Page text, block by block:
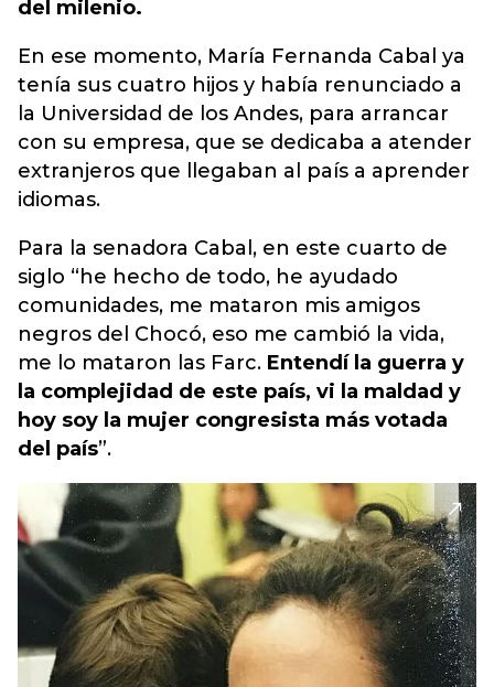
del milenio.
En ese momento, María Fernanda Cabal ya
tenía sus cuatro hijos y había renunciado a
la Universidad de los Andes, para arrancar
con su empresa, que se dedicaba a atender
extranjeros que llegaban al país a aprender
idiomas.
Para la senadora Cabal, en este cuarto de
siglo “he hecho de todo, he ayudado
comunidades, me mataron mis amigos
negros del Chocó, eso me cambió la vida,
me lo mataron las Farc. Entendí la guerra y
la complejidad de este país, vi la maldad y
hoy soy la mujer congresista más votada
del país”.